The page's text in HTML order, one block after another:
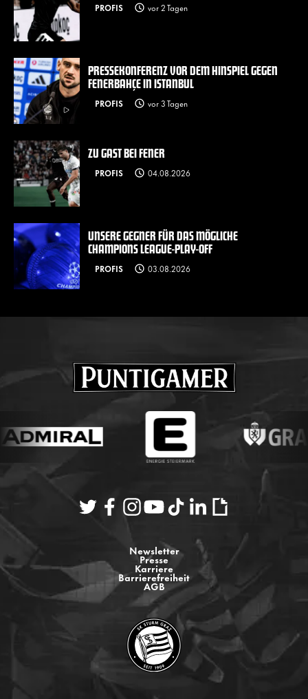
PROFIS vor 2 Tagen
PRESSEKONFERENZ VOR DEM HINSPIEL GEGEN
FENERBAHÇE IN ISTANBUL
PROFIS vor 3 Tagen
ZU GAST BEI FENER
PROFIS 04.08.2026
UNSERE GEGNER FÜR DAS MÖGLICHE
CHAMPIONS LEAGUE-PLAY-OFF
PROFIS 03.08.2026
Newsletter
Presse
Karriere
Barrierefreiheit
AGB